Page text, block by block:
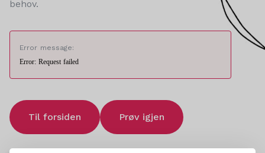
behov.
Error message:
Error: Request failed
Til forsiden Prøv igjen